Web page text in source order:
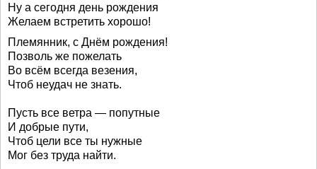
Ну а сегодня день рождения
Желаем встретить хорошо!
Племянник, с Днём рождения!
Позволь же пожелать
Во всём всегда везения,
Чтоб неудач не знать.
Пусть все ветра — попутные
И добрые пути,
Чтоб цели все ты нужные
Мог без труда найти.